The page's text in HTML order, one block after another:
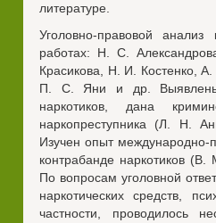
литературе.
Уголовно-правовой анализ
работах: Н. С.
Красикова, Н. И. Костенко,
П. С. Яни и др. Выявлены
наркотиков, дана
наркопреступника (Л. Н.
Изучен опыт международно-
контрабанде наркотиков
По вопросам уголовной
наркотических средств,
частности, проводилось